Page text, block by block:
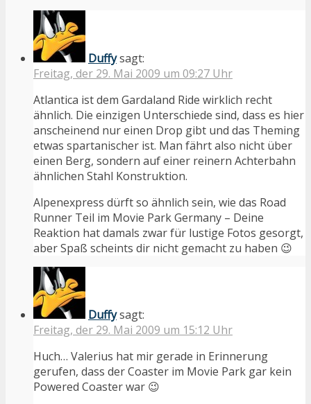
Duffysagt:
Freitag, der 29. Mai 2009 um 09:27 Uhr
Atlantica ist dem Gardaland Ride wirklich recht
ähnlich. Die einzigen Unterschiede sind, dass es hier
anscheinend nur einen Drop gibt und das Theming
etwas spartanischer ist. Man fährt also nicht über
einen Berg, sondern auf einer reinern Achterbahn
ähnlichen Stahl Konstruktion.
Alpenexpress dürft so ähnlich sein, wie das Road
Runner Teil im Movie Park Germany – Deine
Reaktion hat damals zwar für lustige Fotos gesorgt,
aber Spaß scheints dir nicht gemacht zu haben 😉
Duffysagt:
Freitag, der 29. Mai 2009 um 15:12 Uhr
Huch… Valerius hat mir gerade in Erinnerung
gerufen, dass der Coaster im Movie Park gar kein
Powered Coaster war 😉